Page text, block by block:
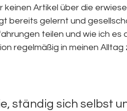
keinen Artikel über die
bereits gelernt und
teilen und wie ich es
regelmäßig in meinen Alltag
ständig sich selbst